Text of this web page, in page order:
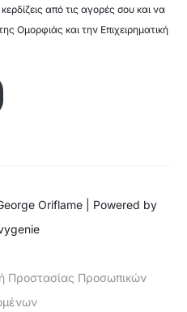
από τις αγορές σου και να
Ομορφιάς και την Επιχειρηματική
Oriflame | Powered by
Προστασίας Προσωπικών